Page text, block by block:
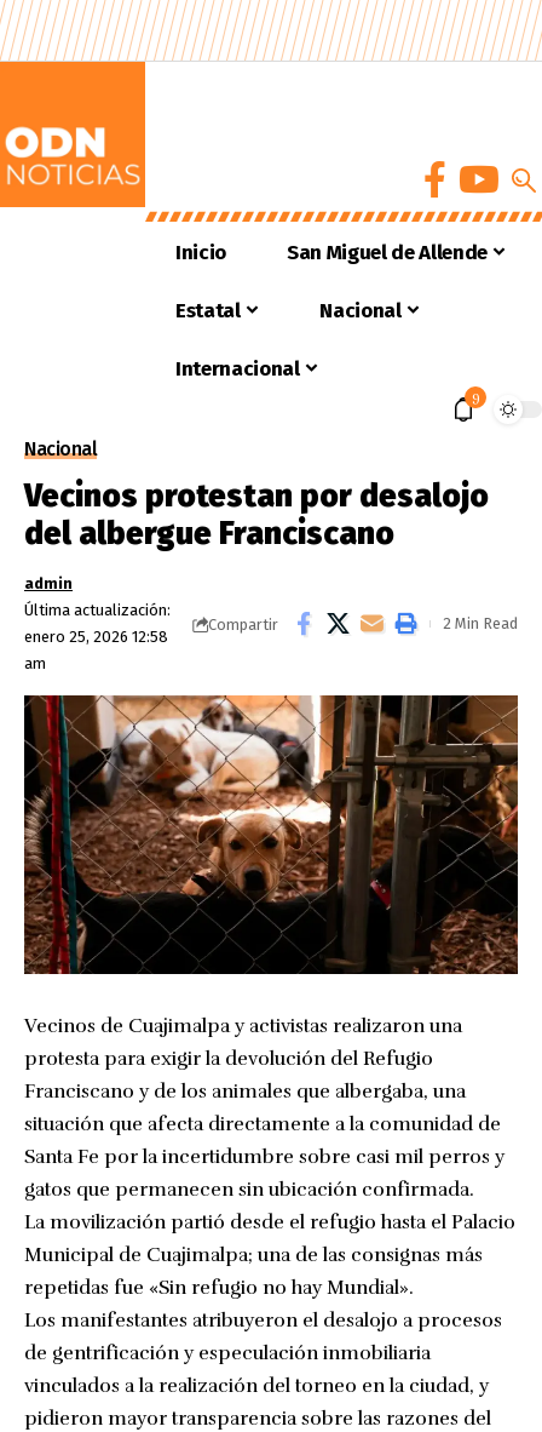
Inicio San Miguel de Allende
Estatal Nacional
Internacional
9
Nacional
Vecinos protestan por desalojo
del albergue Franciscano
Última actualización:
enero 25, 2026 12:58
am
admin
Compartir 2 Min Read
Vecinos de Cuajimalpa y activistas realizaron una
protesta para exigir la devolución del Refugio
Franciscano y de los animales que albergaba, una
situación que afecta directamente a la comunidad de
Santa Fe por la incertidumbre sobre casi mil perros y
gatos que permanecen sin ubicación confirmada.
La movilización partió desde el refugio hasta el Palacio
Municipal de Cuajimalpa; una de las consignas más
repetidas fue «Sin refugio no hay Mundial».
Los manifestantes atribuyeron el desalojo a procesos
de gentrificación y especulación inmobiliaria
vinculados a la realización del torneo en la ciudad, y
pidieron mayor transparencia sobre las razones del